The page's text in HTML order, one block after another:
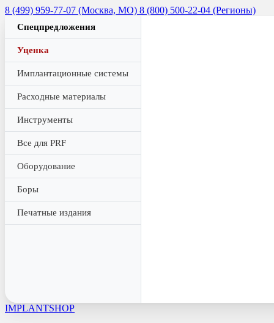
8 (499) 959-77-07 (Москва, МО) 8 (800) 500-22-04 (Регионы)
Спецпредложения
Уценка
Имплантационные системы
Расходные материалы
Инструменты
Все для PRF
Оборудование
Боры
Печатные издания
IMPLANTSHOP